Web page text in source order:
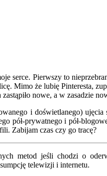
serce. Pierwszy to
Mimo że lubię Pinteresta,
nowe, a w zasadzie
i doświetlanego) ujęcia
pół-prywatnego i pół-
Zabijam czas czy go tracę?
metod jeśli chodzi o
telewizji i internetu.